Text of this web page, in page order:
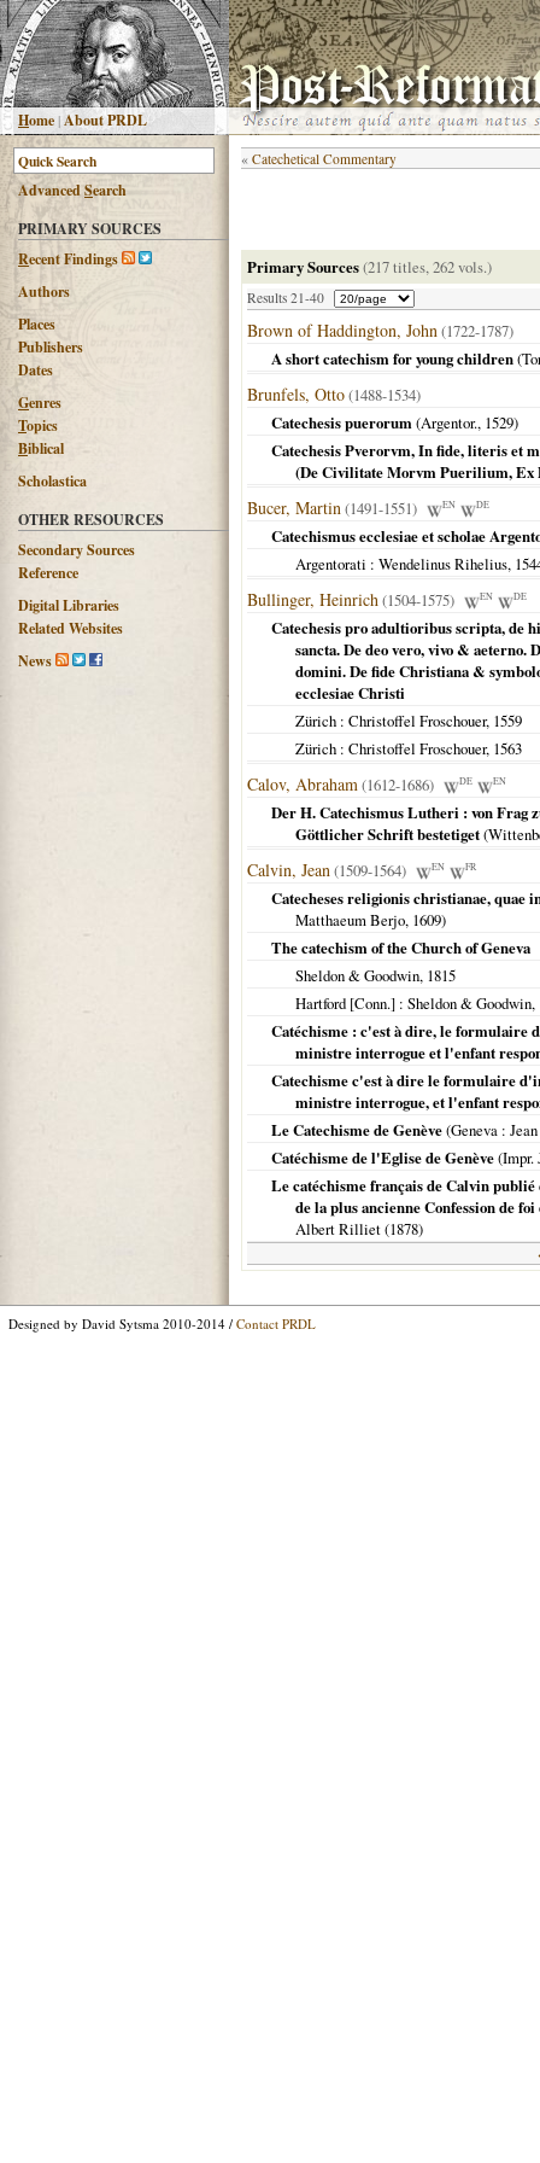
Home|About PRDL
AdvancedSearch
PRIMARY SOURCES
Recent Findings
Authors
Places
Publishers
Dates
Genres
Topics
Biblical
Scholastica
OTHER RESOURCES
Secondary Sources
Reference
Digital Libraries
Related Websites
News
« Catechetical Commentary
Primary Sources(217 titles, 262 vols.)
Results 21-40
Brown of Haddington, John(1722-1787)
A short catechism for young children(
Brunfels, Otto(1488-1534)
Catechesis puerorum(Argentor., 1529)
Catechesis Pverorvm, In fide, literis et
(De Civilitate Morvm Puerilium, Ex
Bucer, Martin(1491-1551) EN DE
Catechismus ecclesiae et scholae
Argentorati : Wendelinus Rihelius,
Bullinger, Heinrich(1504-1575) EN DE
Catechesis pro adultioribus scripta, de
sancta. De deo vero, vivo &
domini. De fide Christiana &
ecclesiae Christi
Zürich : Christoffel Froschouer, 1559
Zürich : Christoffel Froschouer, 1563
Calov, Abraham(1612-1686) DE EN
Der H. Catechismus Lutheri : von Frag
Göttlicher Schrift bestetiget(
Calvin, Jean(1509-1564) EN FR
Catecheses religionis christianae, quae
Matthaeum Berjo, 1609)
The catechism of the Church of Geneva
Sheldon & Goodwin, 1815
Hartford [Conn.] : Sheldon & Goodwin,
Catéchisme : c'est à dire, le formulaire
ministre interrogue et l'enfant
Catechisme c'est à dire le formulaire
ministre interrogue, et l'enfant
Le Catechisme de Genève(Geneva :
Catéchisme de l'Eglise de Genève(Impr.
Le catéchisme français de Calvin
de la plus ancienne Confession de
Albert Rilliet (1878)
Designed by David Sytsma 2010-2014 / Contact PRDL